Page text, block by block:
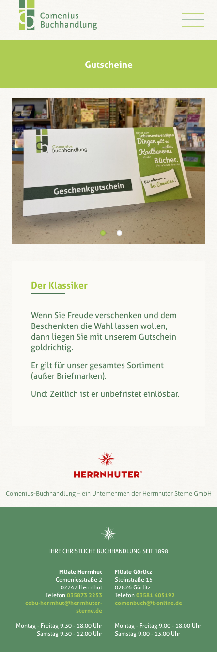
Gutscheine
Der Klassiker
Wenn Sie Freude verschenken und dem
Beschenkten die Wahl lassen wollen,
dann liegen Sie mit unserem Gutschein
goldrichtig.
Er gilt für unser gesamtes Sortiment
(außer Briefmarken).
Und: Zeitlich ist er unbefristet einlösbar.
Comenius-Buchhandlung – ein Unternehmen der Herrnhuter Sterne GmbH
IHRE CHRISTLICHE BUCHHANDLUNG SEIT 1898
Filiale Herrnhut
Comeniusstraße 2
02747 Herrnhut
Telefon035873 2253
cobu-herrnhut@herrnhuter-
sterne.de
Filiale Görlitz
Steinstraße 15
02826 Görlitz
Telefon03581 405192
comenbuch@t-online.de
Montag - Freitag9.30 - 18.00 Uhr
Samstag9.30 - 12.00 Uhr
Montag - Freitag9.00 - 18.00 Uhr
Samstag9.00 - 13.00 Uhr